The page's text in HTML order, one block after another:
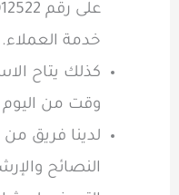
خدمة العملاء.
كذلك يتاح
وقت من اليوم
لدينا فريق
النصائح